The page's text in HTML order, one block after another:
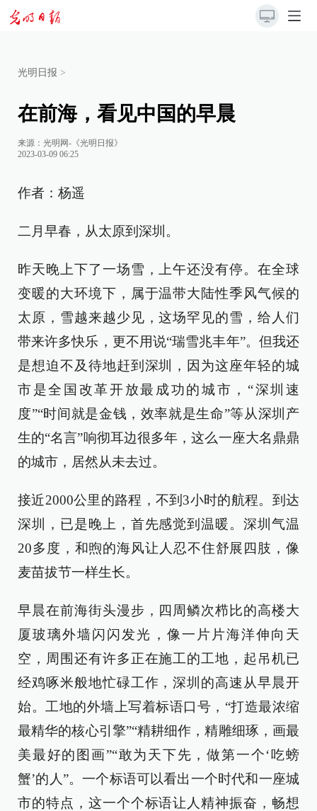
光明日报 >
在前海，看见中国的早晨
来源： 光明网-《光明日报》
2023-03-09 06:25
作者：杨遥
二月早春，从太原到深圳。
昨天晚上下了一场雪，上午还没有停。在全球
变暖的大环境下，属于温带大陆性季风气候的
太原，雪越来越少见，这场罕见的雪，给人们
带来许多快乐，更不用说“瑞雪兆丰年”。但我还
是想迫不及待地赶到深圳，因为这座年轻的城
市是全国改革开放最成功的城市，“深圳速
度”“时间就是金钱，效率就是生命”等从深圳产
生的“名言”响彻耳边很多年，这么一座大名鼎鼎
的城市，居然从未去过。
接近2000公里的路程，不到3小时的航程。到达
深圳，已是晚上，首先感觉到温暖。深圳气温
20多度，和煦的海风让人忍不住舒展四肢，像
麦苗拔节一样生长。
早晨在前海街头漫步，四周鳞次栉比的高楼大
厦玻璃外墙闪闪发光，像一片片海洋伸向天
空，周围还有许多正在施工的工地，起吊机已
经鸡啄米般地忙碌工作，深圳的高速从早晨开
始。工地的外墙上写着标语口号，“打造最浓缩
最精华的核心引擎”“精耕细作，精雕细琢，画最
美最好的图画”“敢为天下先，做第一个‘吃螃
蟹’的人”。一个标语可以看出一个时代和一座城
市的特点，这一个个标语让人精神振奋，畅想